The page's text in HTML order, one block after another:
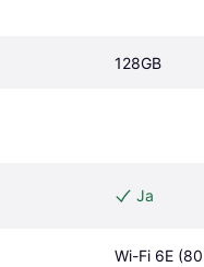
128GB
Ja
Wi-Fi 6E